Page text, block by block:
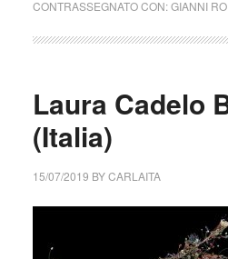
CONTRASSEGNATO CON:GIANNI
Laura Cadelo
(Italia)
15/07/2019 BYCARLAITA